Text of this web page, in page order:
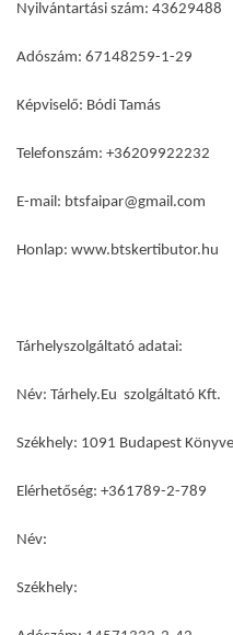
Nyilvántartási szám: 43629488
Adószám: 67148259-1-29
Képviselő: Bódi Tamás
Telefonszám: +36209922232
E-mail: btsfaipar@gmail.com
Honlap: www.btskertibutor.hu
Tárhelyszolgáltató adatai:
Név: Tárhely.Eu szolgáltató Kft.
Székhely: 1091 Budapest
Elérhetőség: +361789-2-789
Név:
Székhely: